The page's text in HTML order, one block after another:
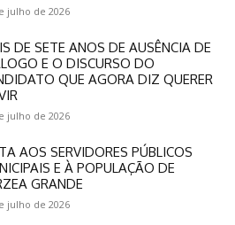
julho de 2026
DE SETE ANOS DE AUSÊNCIA DE
E O DISCURSO DO
QUE AGORA DIZ QUERER
julho de 2026
AOS SERVIDORES PÚBLICOS
E À POPULAÇÃO DE
GRANDE
julho de 2026